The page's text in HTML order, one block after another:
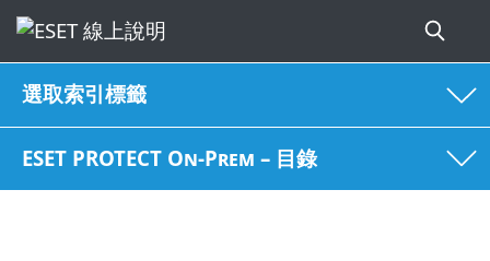
選取索引標籤
ESET PROTECT On-Prem – 目錄